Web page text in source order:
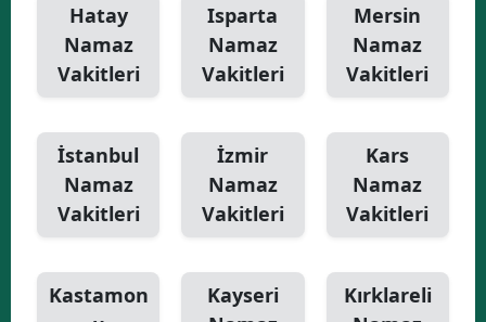
Hatay
Namaz
Vakitleri
Isparta
Namaz
Vakitleri
Mersin
Namaz
Vakitleri
İstanbul
Namaz
Vakitleri
İzmir
Namaz
Vakitleri
Kars
Namaz
Vakitleri
Kastamon
Kayseri
Kırklareli